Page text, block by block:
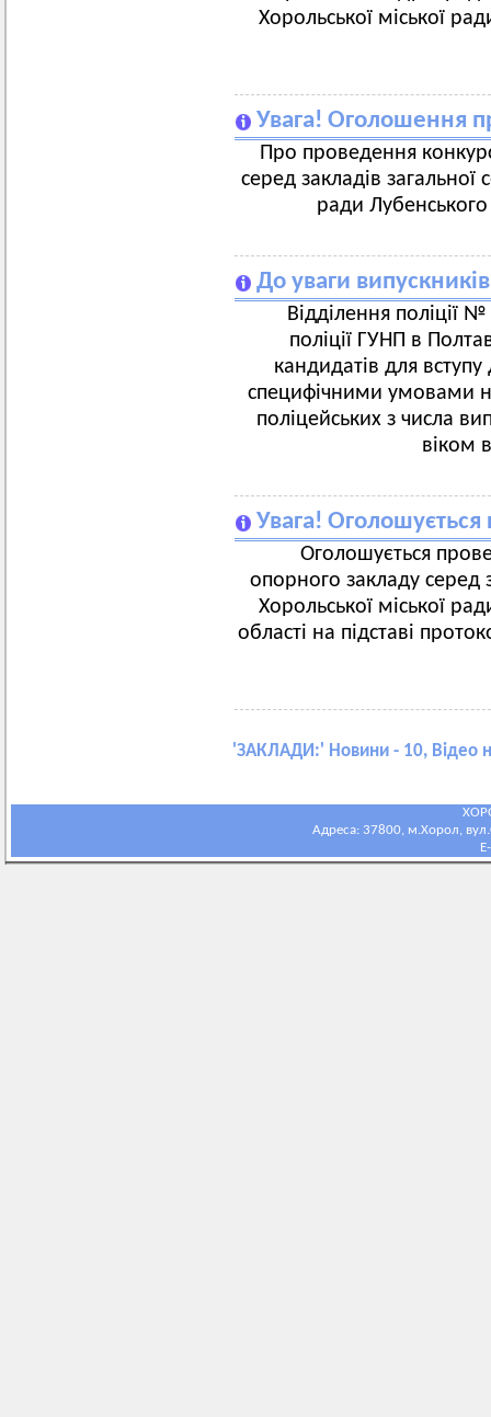
Хорольської міської
Увага! Оголошення
Про проведення
серед закладів загальної
ради Лубенського
До уваги
Відділення поліції
поліції ГУНП в
кандидатів для
специфічними умовами
поліцейських з числа
віком
Увага! Оголошується
Оголошується
опорного закладу серед
Хорольської міської
області на підставі
'ЗАКЛАДИ:' Новини - 10, Відео
Адреса: 37800, м.Хорол,